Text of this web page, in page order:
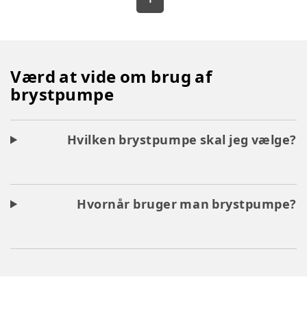
Værd at vide om brug af
brystpumpe
Hvilken brystpumpe skal jeg vælge?
Hvornår bruger man brystpumpe?